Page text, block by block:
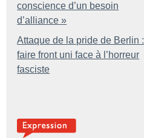
conscience d’un besoin
d’alliance »
Attaque de la pride de Berlin :
faire front uni face à l’horreur
fasciste